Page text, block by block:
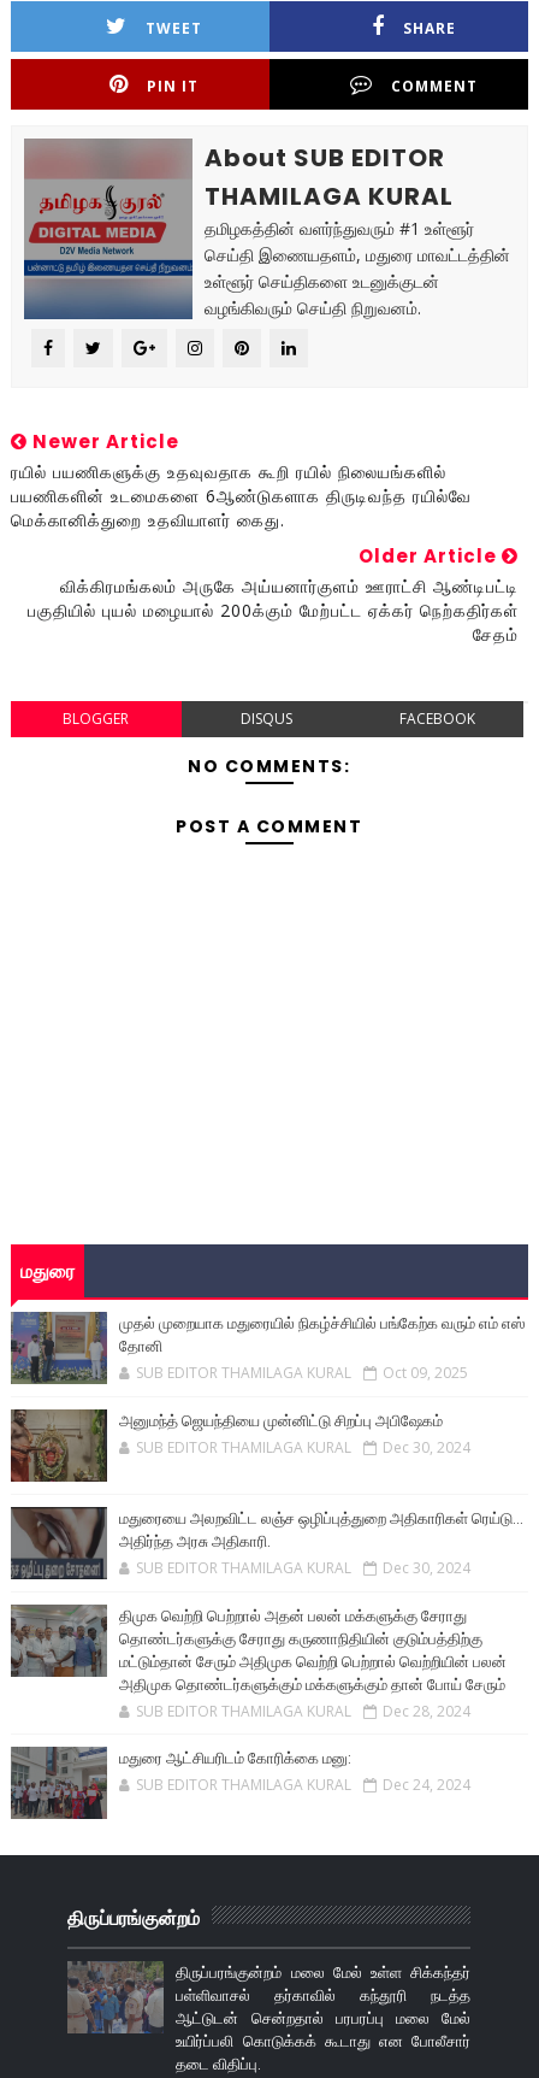
TWEET SHARE
PIN IT COMMENT
About SUB EDITOR
THAMILAGA KURAL
தமிழகத்தின் வளர்ந்துவரும் #1 உள்ளூர்
செய்தி இணையதளம், மதுரை மாவட்டத்தின்
உள்ளூர் செய்திகளை உடனுக்குடன்
வழங்கிவரும் செய்தி நிறுவனம்.
Newer Article
ரயில் பயணிகளுக்கு உதவுவதாக கூறி ரயில் நிலையங்களில்
பயணிகளின் உடமைகளை 6ஆண்டுகளாக திருடிவந்த ரயில்வே
மெக்கானிக்துறை உதவியாளர் கைது.
Older Article
விக்கிரமங்கலம் அருகே அய்யனார்குளம் ஊராட்சி ஆண்டிபட்டி
பகுதியில் புயல் மழையால் 200க்கும் மேற்பட்ட ஏக்கர் நெற்கதிர்கள்
சேதம்
BLOGGER DISQUS FACEBOOK
NO COMMENTS:
POST A COMMENT
மதுரை
முதல் முறையாக மதுரையில் நிகழ்ச்சியில் பங்கேற்க வரும் எம் எஸ்
தோனி
SUB EDITOR THAMILAGA KURAL Oct 09, 2025
அனுமந்த் ஜெயந்தியை முன்னிட்டு சிறப்பு அபிஷேகம்
SUB EDITOR THAMILAGA KURAL Dec 30, 2024
மதுரையை அலறவிட்ட லஞ்ச ஒழிப்புத்துறை அதிகாரிகள் ரெய்டு...
அதிர்ந்த அரசு அதிகாரி.
SUB EDITOR THAMILAGA KURAL Dec 30, 2024
திமுக வெற்றி பெற்றால் அதன் பலன் மக்களுக்கு சேராது
தொண்டர்களுக்கு சேராது கருணாநிதியின் குடும்பத்திற்கு
மட்டும்தான் சேரும் அதிமுக வெற்றி பெற்றால் வெற்றியின் பலன்
அதிமுக தொண்டர்களுக்கும் மக்களுக்கும் தான் போய் சேரும்
SUB EDITOR THAMILAGA KURAL Dec 28, 2024
மதுரை ஆட்சியரிடம் கோரிக்கை மனு:
SUB EDITOR THAMILAGA KURAL Dec 24, 2024
திருப்பரங்குன்றம்
திருப்பரங்குன்றம் மலை மேல் உள்ள சிக்கந்தர்
பள்ளிவாசல் தர்காவில் கந்தூரி நடத்த
ஆட்டுடன் சென்றதால் பரபரப்பு மலை மேல்
உயிர்ப்பலி கொடுக்கக் கூடாது என போலீசார்
தடை விதிப்பு.